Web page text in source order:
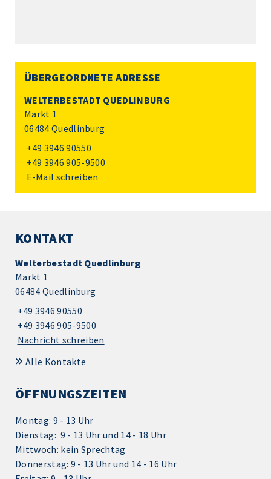
ÜBERGEORDNETE ADRESSE
WELTERBESTADT QUEDLINBURG
Markt 1
06484 Quedlinburg
+49 3946 90550
+49 3946 905-9500
E-Mail schreiben
KONTAKT
Welterbestadt Quedlinburg
Markt 1
06484 Quedlinburg
+49 3946 90550
+49 3946 905-9500
Nachricht schreiben
Alle Kontakte
ÖFFNUNGSZEITEN
Montag: 9 - 13 Uhr
Dienstag: 9 - 13 Uhr und 14 - 18 Uhr
Mittwoch: kein Sprechtag
Donnerstag: 9 - 13 Uhr und 14 - 16 Uhr